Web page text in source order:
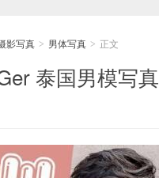
影写真 > 男体写真 > 正文
泰国男模写真